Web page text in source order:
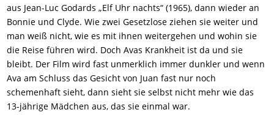
aus Jean-Luc Godards „Elf Uhr nachts“ (1965), dann wieder an
Bonnie und Clyde. Wie zwei Gesetzlose ziehen sie weiter und
man weiß nicht, wie es mit ihnen weitergehen und wohin sie
die Reise führen wird. Doch Avas Krankheit ist da und sie
bleibt. Der Film wird fast unmerklich immer dunkler und wenn
Ava am Schluss das Gesicht von Juan fast nur noch
schemenhaft sieht, dann sieht sie selbst nicht mehr wie das
13-jährige Mädchen aus, das sie einmal war.